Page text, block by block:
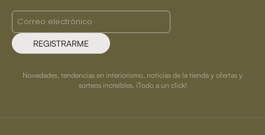
REGISTRARME
Novedades, tendencias en interiorismo, noticias de la tienda y ofertas y
sorteos increíbles. ¡Todo a un click!